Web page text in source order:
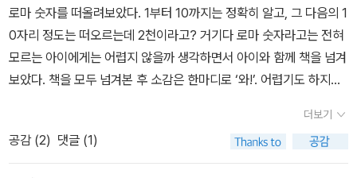
로마 숫자를 떠올려보았다. 1부터 10까지는 정확히 알고, 그 다음의 1
0자리 정도는 떠오르는데 2천이라고? 거기다 로마 숫자라고는 전혀
모르는 아이에게는 어렵지 않을까 생각하면서 아이와 함께 책을 넘겨
보았다. 책을 모두 넘겨본 후 소감은 한마디로 ‘와!’. 어렵기도 하지만
에서 2천까지 로마 숫자를 읽는 법, 쓰는 법이 나와 있고, 로마 숫자의
유래는 덤으로 익힐 수 있다. 마지막에는 찾기 놀이까지! 숫자에 관심
이 많은 아이나 호기심과 도전의식이 높은 아이에게는 딱. 로마 숫자
더보기
공감 (2) 댓글 (1)